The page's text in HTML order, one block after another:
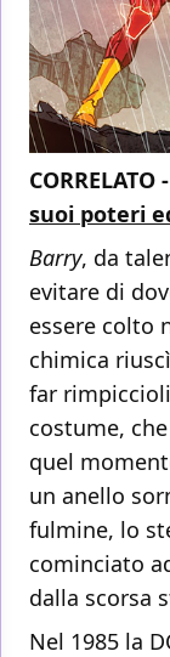
CORRELATO -
suoi poteri
Barry, da
evitare di
essere colto
chimica
far
costume,
quel
un anello
fulmine, lo
cominciato
dalla scorsa
Nel 1985 la